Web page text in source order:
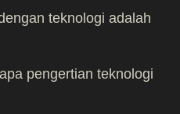
teknologi adalah
pengertian teknologi